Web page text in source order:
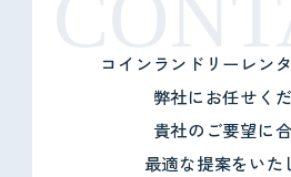
コインランドリーレン
弊社にお任せくだ
貴社のご要望に
最適な提案をいた